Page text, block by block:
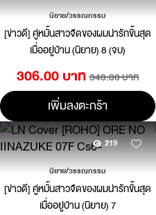
นิยาย/วรรณกรรม
[ข่าวดี] คู่หมั้นสาวจืดของผมน่ารักขั้นสุด
เมื่ออยู่บ้าน (นิยาย) 8 (จบ)
306.00 บาท 340.00 บาท
เพิ่มลงตะกร้า
219
นิยาย/วรรณกรรม
[ข่าวดี] คู่หมั้นสาวจืดของผมน่ารักขั้นสุด
เมื่ออยู่บ้าน (นิยาย) 7